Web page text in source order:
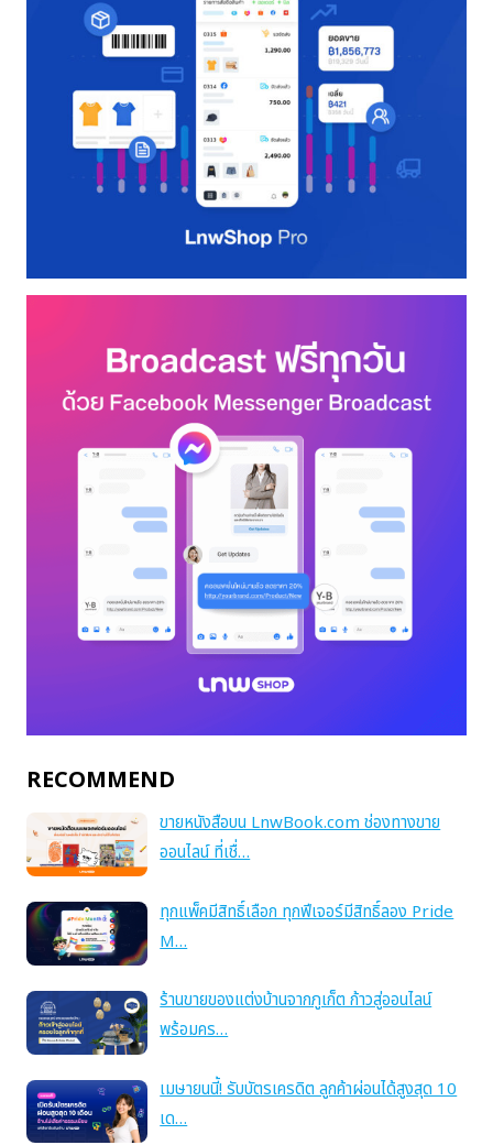
RECOMMEND
ขายหนังสือบน LnwBook.com ช่องทางขาย
ออนไลน์ ที่เชื่…
ทุกแพ็คมีสิทธิ์เลือก ทุกฟีเจอร์มีสิทธิ์ลอง Pride
M…
ร้านขายของแต่งบ้านจากภูเก็ต ก้าวสู่ออนไลน์
พร้อมคร…
เมษายนนี้! รับบัตรเครดิต ลูกค้าผ่อนได้สูงสุด 10
เด…